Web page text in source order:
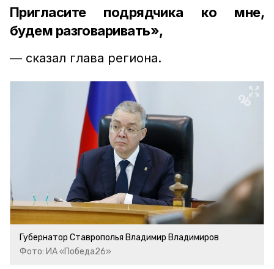
Пригласите подрядчика ко мне,
будем разговаривать»,
— сказал глава региона.
Губернатор Ставрополья Владимир Владимиров
Фото: ИА «Победа26»